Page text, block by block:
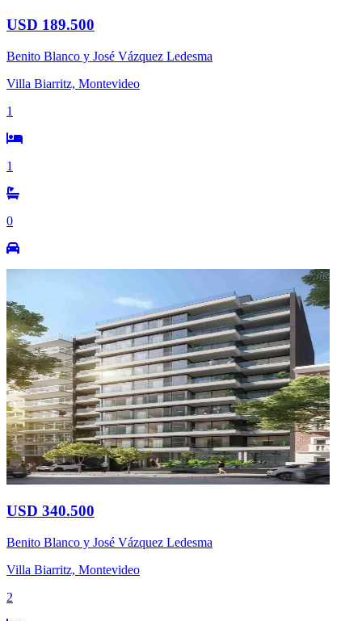
USD 189.500
Benito Blanco y José Vázquez Ledesma
Villa Biarritz, Montevideo
1
1
0
USD 340.500
Benito Blanco y José Vázquez Ledesma
Villa Biarritz, Montevideo
2